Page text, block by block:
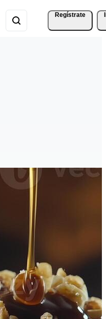
Regístrate